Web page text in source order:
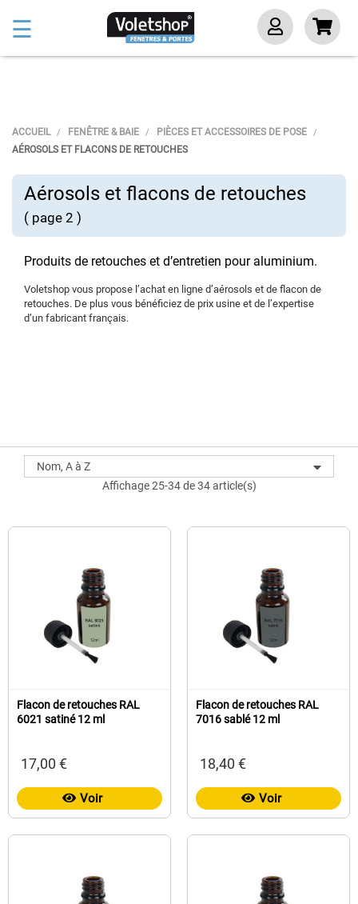
Basculer
la
☰
ACCUEIL FENÊTRE & BAIE
PIÈCES ET ACCESSOIRES DE POSE
AÉROSOLS ET FLACONS DE RETOUCHES
Aérosols et flacons de retouches
( page 2 )
Produits de retouches et d’entretien pour aluminium.
Voletshop vous propose l’achat en ligne d’aérosols et de flacon de
retouches. De plus vous bénéficiez de prix usine et de l’expertise
d’un fabricant français.
Nom, A à Z
Affichage 25-34 de 34 article(s)
Flacon de retouches RAL
6021 satiné 12 ml
17,00 €
Voir
Flacon de retouches RAL
7016 sablé 12 ml
18,40 €
Voir